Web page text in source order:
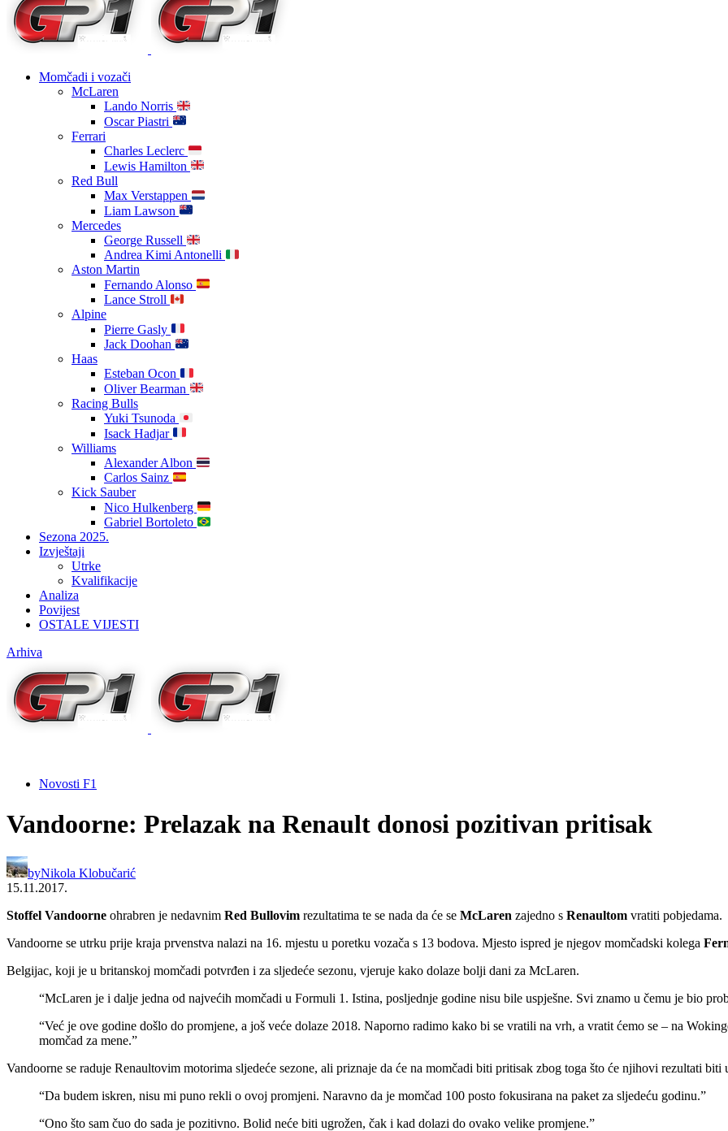
Momčadi i vozači
McLaren
Lando Norris
Oscar Piastri
Ferrari
Charles Leclerc
Lewis Hamilton
Red Bull
Max Verstappen
Liam Lawson
Mercedes
George Russell
Andrea Kimi Antonelli
Aston Martin
Fernando Alonso
Lance Stroll
Alpine
Pierre Gasly
Jack Doohan
Haas
Esteban Ocon
Oliver Bearman
Racing Bulls
Yuki Tsunoda
Isack Hadjar
Williams
Alexander Albon
Carlos Sainz
Kick Sauber
Nico Hulkenberg
Gabriel Bortoleto
Sezona 2025.
Izvještaji
Utrke
Kvalifikacije
Analiza
Povijest
OSTALE VIJESTI
Arhiva
Novosti F1
Vandoorne: Prelazak na Renault donosi pozitivan pritisak
byNikola Klobučarić
15.11.2017.
Stoffel Vandoorne ohrabren je nedavnim Red Bullovim rezultatima te se nada da će se McLaren zajedno s Renaultom vratiti pobjedama.
Vandoorne se utrku prije kraja prvenstva nalazi na 16. mjestu u poretku vozača s 13 bodova. Mjesto ispred je njegov momčadski kolega
Belgijac, koji je u britanskoj momčadi potvrđen i za sljedeće sezonu, vjeruje kako dolaze bolji dani za McLaren.
“McLaren je i dalje jedna od najvećih momčadi u Formuli 1. Istina, posljednje godine nisu bile uspješne. Svi znamo u čemu je bio
“Već je ove godine došlo do promjene, a još veće dolaze 2018. Naporno radimo kako bi se vratili na vrh, a vratit ćemo se – na
momčad za mene.”
Vandoorne se raduje Renaultovim motorima sljedeće sezone, ali priznaje da će na momčadi biti pritisak zbog toga što će njihovi rezultati
“Da budem iskren, nisu mi puno rekli o ovoj promjeni. Naravno da je momčad 100 posto fokusirana na paket za sljedeću godinu.”
“Ono što sam čuo do sada je pozitivno. Bolid neće biti ugrožen, čak i kad dolazi do ovako velike promjene.”